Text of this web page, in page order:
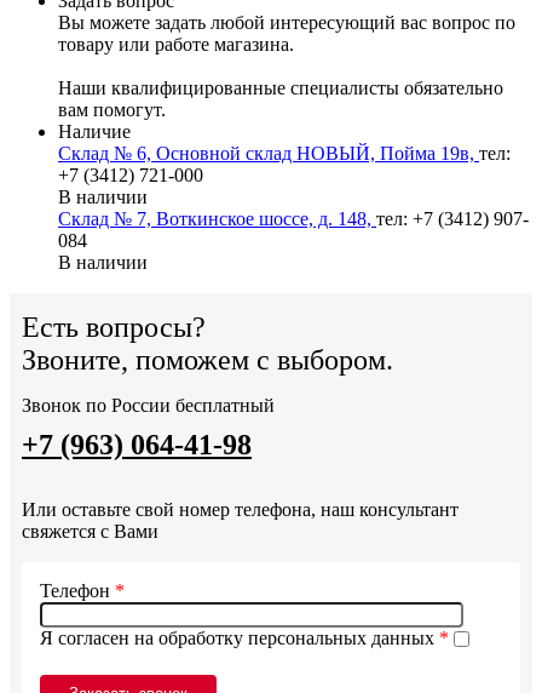
Вы можете задать любой интересующий вас вопрос по
товару или работе магазина.
Наши квалифицированные специалисты обязательно
вам помогут.
Наличие
Склад № 6, Основной склад НОВЫЙ, Пойма 19в, тел:
+7 (3412) 721-000
В наличии
Склад № 7, Воткинское шоссе, д. 148, тел: +7 (3412) 907-
084
В наличии
Есть вопросы?
Звоните, поможем с выбором.
Звонок по России бесплатный
+7 (963) 064-41-98
Или оставьте свой номер телефона, наш консультант
свяжется с Вами
Я согласен на обработку персональных данных *
Телефон *